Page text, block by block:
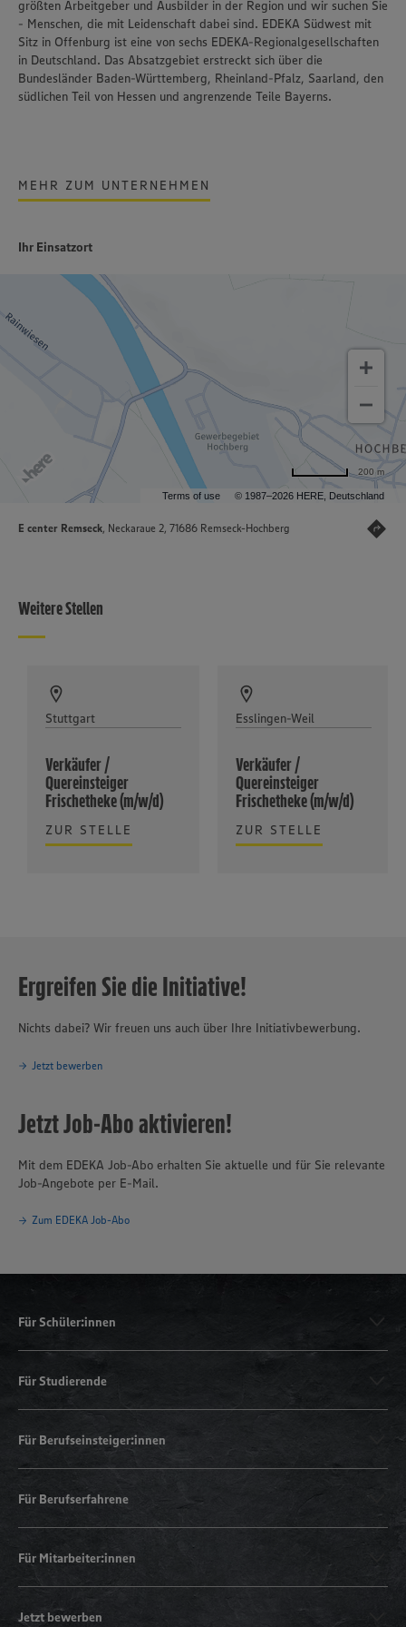
größten Arbeitgeber und Ausbilder in der Region und wir suchen Sie
- Menschen, die mit Leidenschaft dabei sind. EDEKA Südwest mit
Sitz in Offenburg ist eine von sechs EDEKA-Regionalgesellschaften
in Deutschland. Das Absatzgebiet erstreckt sich über die
Bundesländer Baden-Württemberg, Rheinland-Pfalz, Saarland, den
südlichen Teil von Hessen und angrenzende Teile Bayerns.
MEHR ZUM UNTERNEHMEN
Ihr Einsatzort
Terms of use © 1987–2026 HERE, Deutschland
200 m
E center Remseck, Neckaraue 2, 71686 Remseck-Hochberg
Weitere Stellen
Stuttgart
Verkäufer /
Quereinsteiger
Frischetheke (m/w/d)
ZUR STELLE
Esslingen-Weil
Verkäufer /
Quereinsteiger
Frischetheke (m/w/d)
ZUR STELLE
Ergreifen Sie die Initiative!
Nichts dabei? Wir freuen uns auch über Ihre Initiativbewerbung.
Jetzt bewerben
Jetzt Job-Abo aktivieren!
Mit dem EDEKA Job-Abo erhalten Sie aktuelle und für Sie relevante
Job-Angebote per E-Mail.
Zum EDEKA Job-Abo
Für Schüler:innen
Für Studierende
Für Berufseinsteiger:innen
Für Berufserfahrene
Für Mitarbeiter:innen
Jetzt bewerben